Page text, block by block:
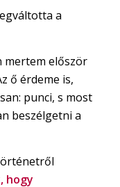
a
mertem először
ő érdeme is,
punci, s most
beszélgetni a
hogy